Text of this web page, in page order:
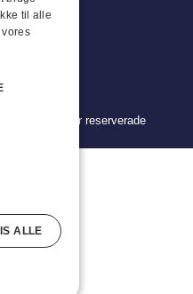
Alla rättigheter reserverade
til alle
ALLE